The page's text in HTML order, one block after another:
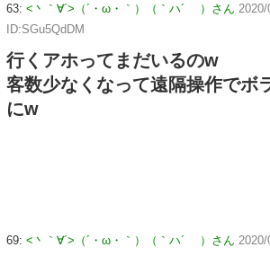
63: <丶｀∀´>（´・ω・｀）（｀ハ´ ）さん 2020/
ID:SGu5QdDM
行くアホってまだいるのw
客数少なくなって遠隔操作でボ
にw
69: <丶｀∀´>（´・ω・｀）（｀ハ´ ）さん